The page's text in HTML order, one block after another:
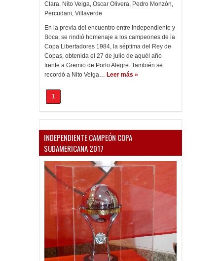
Clara, Nito Veiga, Oscar Olivera, Pedro Monzón,
Percudani, Villaverde
En la previa del encuentro entre Independiente y
Boca, se rindió homenaje a los campeones de la
Copa Libertadores 1984, la séptima del Rey de
Copas, obtenida el 27 de julio de aquél año
frente a Gremio de Porto Alegre. También se
recordó a Nito Veiga… Leer más »
1
INDEPENDIENTE CAMPEÓN COPA
SUDAMERICANA 2017